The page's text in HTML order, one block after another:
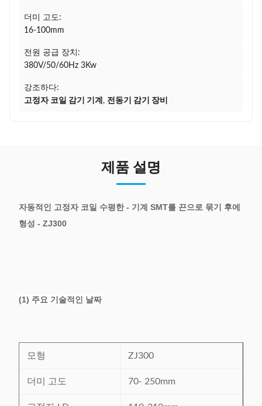
더미 고도:
16-100mm
전원 공급 장치:
380V/50/60Hz 3Kw
강조하다:
고정자 코일 감기 기계 , 전동기 감기 장비
제품 설명
자동적인 고정자 코일 수평한 - 기계 SMT를 끈으로 묶기 후에
형성 - ZJ300
(1) 주요 기술적인 날짜
모형 ZJ300
더미 고도 70- 250mm